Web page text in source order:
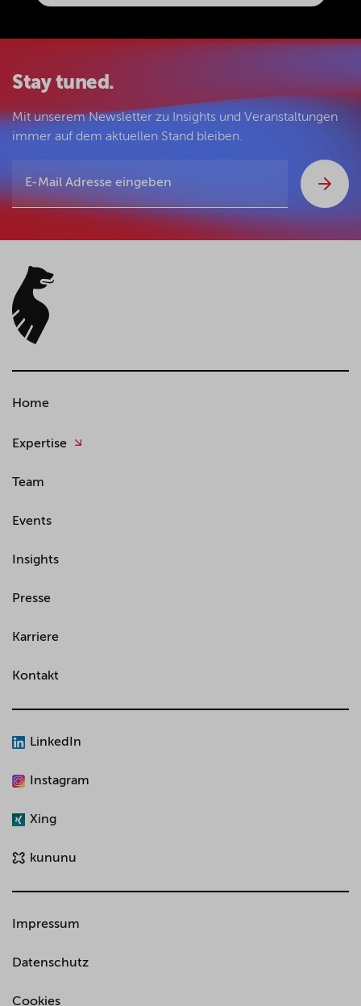
Stay tuned.
Mit unserem Newsletter zu Insights und Veranstaltungen
immer auf dem aktuellen Stand bleiben.
Home
Expertise
Team
Events
Insights
Presse
Karriere
Kontakt
LinkedIn
Instagram
Xing
kununu
Impressum
Datenschutz
Cookies